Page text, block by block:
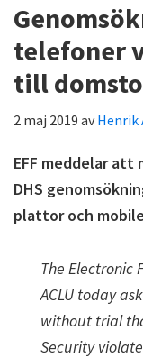
telefoner
till
2 maj 2019 avHenrik
EFF meddelar att
DHS
plattor och
The Electronic
ACLU today
without trial
Security